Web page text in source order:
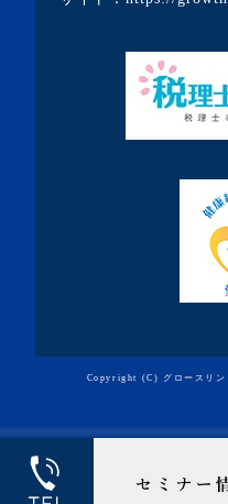
Copyright (C) グロースリ